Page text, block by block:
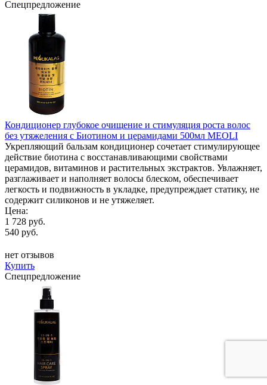
Спецпредложение
Кондиционер глубокое очищение и стимуляция роста волос
без утяжеления с Биотином и церамидами 500мл MEOLI
Укрепляющий бальзам кондиционер сочетает стимулирующее
действие биотина с восстанавливающими свойствами
церамидов, витаминов и растительных экстрактов. Увлажняет,
разглаживает и наполняет волосы блеском, обеспечивает
легкость и подвижность в укладке, предупреждает статику, не
содержит силиконов и не утяжеляет.
Цена:
1 728 руб.
540 руб.
нет отзывов
Купить
Спецпредложение